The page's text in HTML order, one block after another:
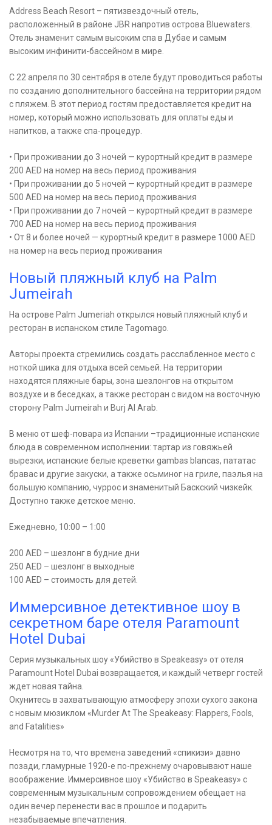
Address Beach Resort – пятизвездочный отель,
расположенный в районе JBR напротив острова Bluewaters.
Отель знаменит самым высоким спа в Дубае и самым
высоким инфинити-бассейном в мире.
С 22 апреля по 30 сентября в отеле будут проводиться работы
по созданию дополнительного бассейна на территории рядом
с пляжем. В этот период гостям предоставляется кредит на
номер, который можно использовать для оплаты еды и
напитков, а также спа-процедур.
• При проживании до 3 ночей — курортный кредит в размере
200 AED на номер на весь период проживания
• При проживании до 5 ночей — курортный кредит в размере
500 AED на номер на весь период проживания
• При проживании до 7 ночей — курортный кредит в размере
700 AED на номер на весь период проживания
• От 8 и более ночей — курортный кредит в размере 1000 AED
на номер на весь период проживания
Новый пляжный клуб на Palm
Jumeirah
На острове Palm Jumeriah открылся новый пляжный клуб и
ресторан в испанском стиле Tagomago.
Авторы проекта стремились создать расслабленное место с
ноткой шика для отдыха всей семьей. На территории
находятся пляжные бары, зона шезлонгов на открытом
воздухе и в беседках, а также ресторан с видом на восточную
сторону Palm Jumeirah и Burj Al Arab.
В меню от шеф-повара из Испании –традиционные испанские
блюда в современном исполнении: тартар из говяжьей
вырезки, испанские белые креветки gambas blancas, пататас
бравас и другие закуски, а также осьминог на гриле, паэлья на
большую компанию, чуррос и знаменитый Баскский чизкейк.
Доступно также детское меню.
Ежедневно, 10:00 – 1:00
200 AED – шезлонг в будние дни
250 AED – шезлонг в выходные
100 AED – стоимость для детей.
Иммерсивное детективное шоу в
секретном баре отеля Paramount
Hotel Dubai
Серия музыкальных шоу «Убийство в Speakeasy» от отеля
Paramount Hotel Dubai возвращается, и каждый четверг гостей
ждет новая тайна.
Окунитесь в захватывающую атмосферу эпохи сухого закона
с новым мюзиклом «Murder At The Speakeasy: Flappers, Fools,
and Fatalities»
Несмотря на то, что времена заведений «спикизи» давно
позади, гламурные 1920-е по-прежнему очаровывают наше
воображение. Иммерсивное шоу «Убийство в Speakeasy» с
современным музыкальным сопровождением обещает на
один вечер перенести вас в прошлое и подарить
незабываемые впечатления.